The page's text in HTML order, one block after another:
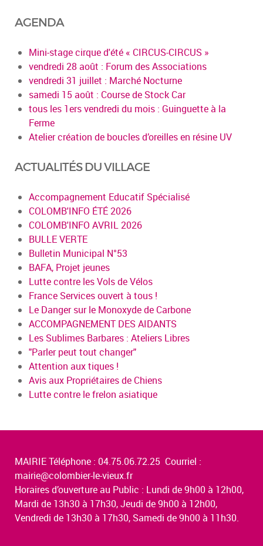
AGENDA
Mini-stage cirque d'été « CIRCUS-CIRCUS »
vendredi 28 août : Forum des Associations
vendredi 31 juillet : Marché Nocturne
samedi 15 août : Course de Stock Car
tous les 1ers vendredi du mois : Guinguette à la
Ferme
Atelier création de boucles d’oreilles en résine UV
ACTUALITÉS DU VILLAGE
Accompagnement Educatif Spécialisé
COLOMB'INFO ÉTÉ 2026
COLOMB'INFO AVRIL 2026
BULLE VERTE
Bulletin Municipal N°53
BAFA, Projet jeunes
Lutte contre les Vols de Vélos
France Services ouvert à tous !
Le Danger sur le Monoxyde de Carbone
ACCOMPAGNEMENT DES AIDANTS
Les Sublimes Barbares : Ateliers Libres
"Parler peut tout changer"
Attention aux tiques !
Avis aux Propriétaires de Chiens
Lutte contre le frelon asiatique
MAIRIE Téléphone : 04.75.06.72.25 Courriel :
mairie@colombier-le-vieux.fr
Horaires d’ouverture au Public : Lundi de 9h00 à 12h00,
Mardi de 13h30 à 17h30, Jeudi de 9h00 à 12h00,
Vendredi de 13h30 à 17h30, Samedi de 9h00 à 11h30.